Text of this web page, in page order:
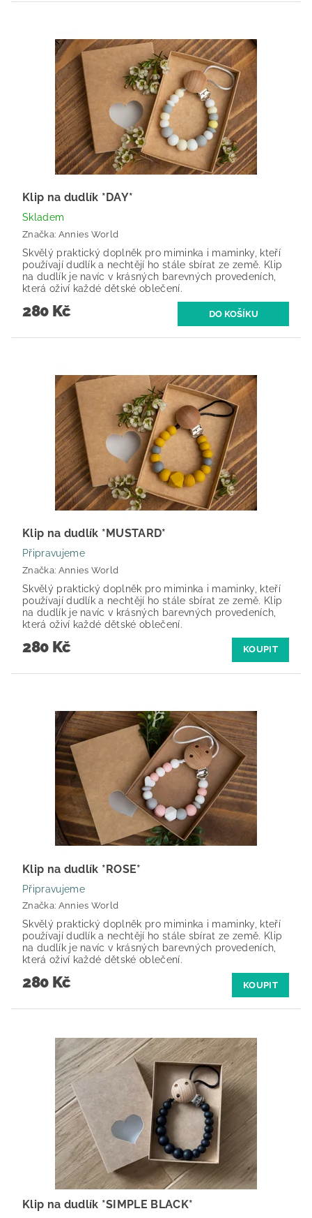
Klip na dudlík *DAY*
Skladem
Značka: Annies World
Skvělý praktický doplněk pro miminka i maminky, kteří
používají dudlík a nechtějí ho stále sbírat ze země. Klip
na dudlík je navíc v krásných barevných provedeních,
která oživí každé dětské oblečení.
280 Kč
Klip na dudlík *MUSTARD*
Připravujeme
Značka: Annies World
Skvělý praktický doplněk pro miminka i maminky, kteří
používají dudlík a nechtějí ho stále sbírat ze země. Klip
na dudlík je navíc v krásných barevných provedeních,
která oživí každé dětské oblečení.
280 Kč KOUPIT
Klip na dudlík *ROSE*
Připravujeme
Značka: Annies World
Skvělý praktický doplněk pro miminka i maminky, kteří
používají dudlík a nechtějí ho stále sbírat ze země. Klip
na dudlík je navíc v krásných barevných provedeních,
která oživí každé dětské oblečení.
280 Kč KOUPIT
Klip na dudlík *SIMPLE BLACK*